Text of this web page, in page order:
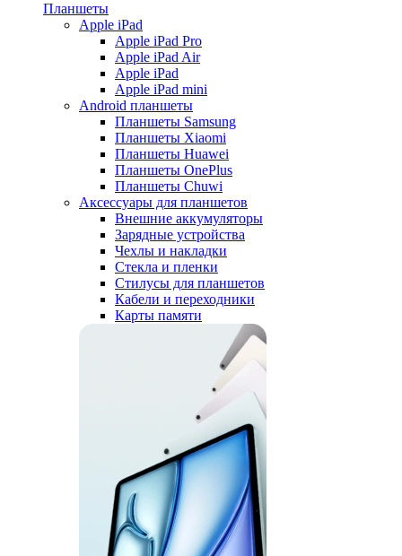
Планшеты
Apple iPad
Apple iPad Pro
Apple iPad Air
Apple iPad
Apple iPad mini
Android планшеты
Планшеты Samsung
Планшеты Xiaomi
Планшеты Huawei
Планшеты OnePlus
Планшеты Chuwi
Аксессуары для планшетов
Внешние аккумуляторы
Зарядные устройства
Чехлы и накладки
Стекла и пленки
Стилусы для планшетов
Кабели и переходники
Карты памяти